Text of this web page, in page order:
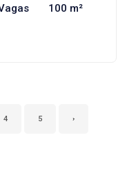
100 m²
4 5 ›